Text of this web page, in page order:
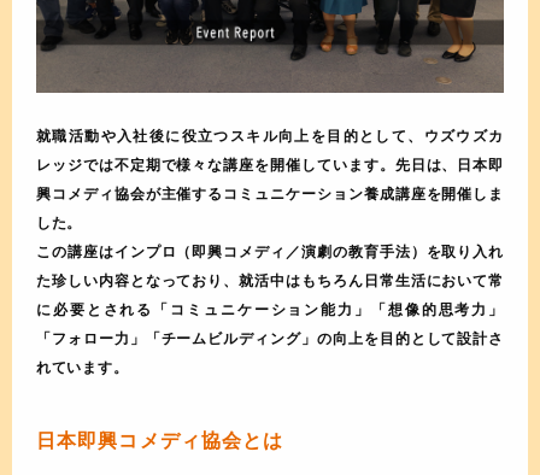
就職活動や入社後に役立つスキル向上を目的として、ウズウズカ
レッジでは不定期で様々な講座を開催しています。先日は、日本即
興コメディ協会が主催するコミュニケーション養成講座を開催しま
した。
この講座はインプロ（即興コメディ／演劇の教育手法）を取り入れ
た珍しい内容となっており、就活中はもちろん日常生活において常
に必要とされる「コミュニケーション能力」「想像的思考力」
「フォロー力」「チームビルディング」の向上を目的として設計さ
れています。
日本即興コメディ協会とは